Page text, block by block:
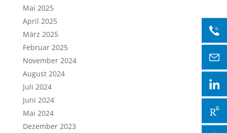
Mai 2025
April 2025
März 2025
Februar 2025
November 2024
August 2024
Juli 2024
Juni 2024
Mai 2024
Dezember 2023